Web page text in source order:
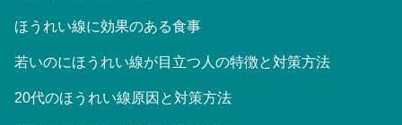
ほうれい線に効果のある食事
若いのにほうれい線が目立つ人の特徴と対策方法
20代のほうれい線原因と対策方法